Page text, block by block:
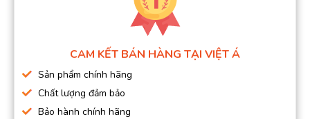
CAM KẾT BÁN HÀNG TẠI VIỆT Á
Sản phẩm chính hãng
Chất lượng đảm bảo
Bảo hành chính hãng